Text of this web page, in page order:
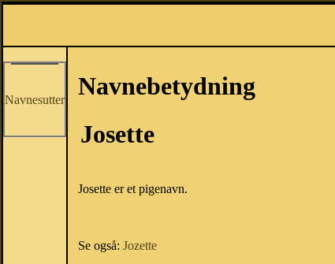
Navnesutter
Navnebetydning
Josette
Josette er et pigenavn.
Se også: Jozette